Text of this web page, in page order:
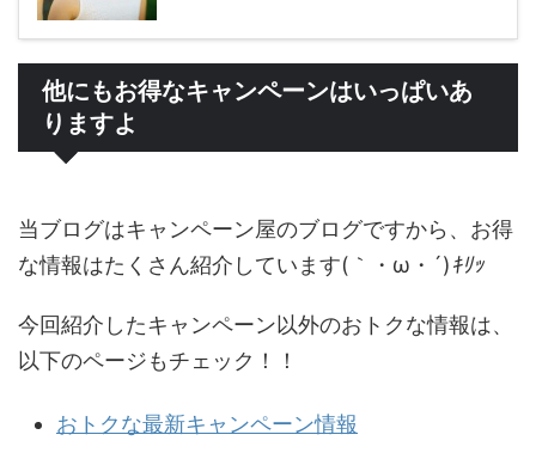
他にもお得なキャンペーンはいっぱいあ
りますよ
当ブログはキャンペーン屋のブログですから、お得
な情報はたくさん紹介しています(｀・ω・´)ｷﾘｯ
今回紹介したキャンペーン以外のおトクな情報は、
以下のページもチェック！！
おトクな最新キャンペーン情報